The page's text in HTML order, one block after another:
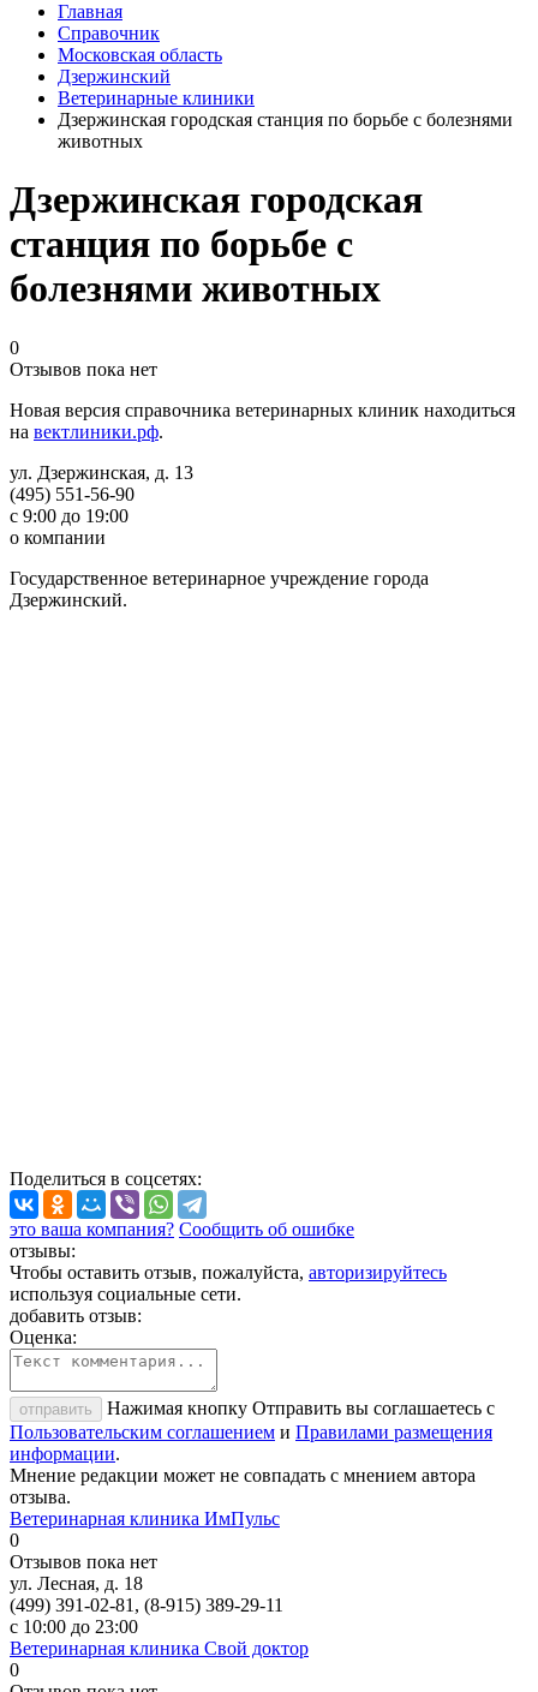
Главная
Справочник
Московская область
Дзержинский
Ветеринарные клиники
Дзержинская городская станция по борьбе с болезнями
животных
Дзержинская городская
станция по борьбе с
болезнями животных
0
Отзывов пока нет
Новая версия справочника ветеринарных клиник находиться
на вектлиники.рф.
ул. Дзержинская, д. 13
(495) 551-56-90
с 9:00 до 19:00
о компании
Государственное ветеринарное учреждение города
Дзержинский.
Поделиться в соцсетях:
это ваша компания? Сообщить об ошибке
отзывы:
Чтобы оставить отзыв, пожалуйста, авторизируйтесь
используя социальные сети.
добавить отзыв:
Оценка:
отправить
Нажимая кнопку Отправить вы соглашаетесь с
Пользовательским соглашением и Правилами размещения
информации.
Мнение редакции может не совпадать с мнением автора
отзыва.
Ветеринарная клиника ИмПульс
0
Отзывов пока нет
ул. Лесная, д. 18
(499) 391-02-81, (8-915) 389-29-11
с 10:00 до 23:00
Ветеринарная клиника Свой доктор
0